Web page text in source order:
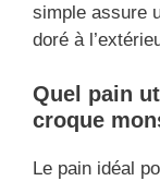
simple assure
doré à
Quel pain
croque
Le pain idéal